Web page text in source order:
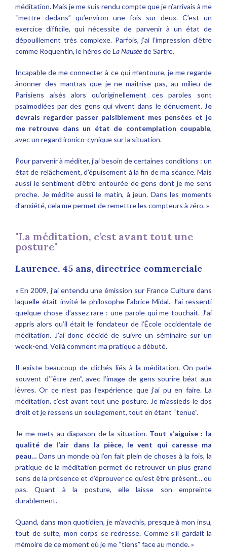
méditation. Mais je me suis rendu compte que je n’arrivais à me
“mettre dedans” qu’environ une fois sur deux. C’est un
exercice difficile, qui nécessite de parvenir à un état de
dépouillement très complexe. Parfois, j’ai l’impression d’être
comme Roquentin, le héros deLa Nauséede Sartre.
Incapable de me connecter à ce qui m’entoure, je me regarde
ânonner des mantras que je ne maîtrise pas, au milieu de
Parisiens aisés alors qu’originellement ces paroles sont
psalmodiées par des gens qui vivent dans le dénuement. Je
devrais regarder passer paisiblement mes pensées et je
me retrouve dans un état de contemplation coupable,
avec un regard ironico-cynique sur la situation.
Pour parvenir à méditer, j’ai besoin de certaines conditions : un
état de relâchement, d’épuisement à la fin de ma séance. Mais
aussi le sentiment d’être entourée de gens dont je me sens
proche. Je médite aussi le matin, à jeun. Dans les moments
d’anxiété, cela me permet de remettre les compteurs à zéro. »
"La méditation, c’est avant tout une
posture"
Laurence, 45 ans, directrice commerciale
« En 2009, j’ai entendu une émission sur France Culture dans
laquelle était invité le philosophe Fabrice Midal. J’ai ressenti
quelque chose d’assez rare : une parole qui me touchait. J’ai
appris alors qu’il était le fondateur de l’École occidentale de
méditation. J’ai donc décidé de suivre un séminaire sur un
week-end. Voilà comment ma pratique a débuté.
Il existe beaucoup de clichés liés à la méditation. On parle
souvent d’“être zen”, avec l’image de gens sourire béat aux
lèvres. Or ce n’est pas l’expérience que j’ai pu en faire. La
méditation, c’est avant tout une posture. Je m’assieds le dos
droit et je ressens un soulagement, tout en étant “tenue”.
Je me mets au diapason de la situation. Tout s’aiguise : la
qualité de l’air dans la pièce, le vent qui caresse ma
peau… Dans un monde où l’on fait plein de choses à la fois, la
pratique de la méditation permet de retrouver un plus grand
sens de la présence et d’éprouver ce qu’est être présent… ou
pas. Quant à la posture, elle laisse son empreinte
durablement.
Quand, dans mon quotidien, je m’avachis, presque à mon insu,
tout de suite, mon corps se redresse. Comme s’il gardait la
mémoire de ce moment où je me “tiens” face au monde. »